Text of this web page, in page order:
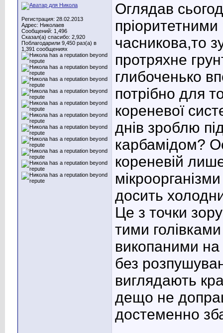
Регистрация: 28.02.2013
Адрес: Николаев
Сообщений: 1,496
Сказал(а) спасибо: 2,920
Поблагодарили 9,450 раз(а) в
1,391 сообщениях
Оглядав
часникова,то
протряхне
глибоченько
потрібно для
кореневої
днів зроблю
карбамідом?
кореневій
досить
Це з точки
тими
викопаними на
без
виглядають
дещо не
достеменно